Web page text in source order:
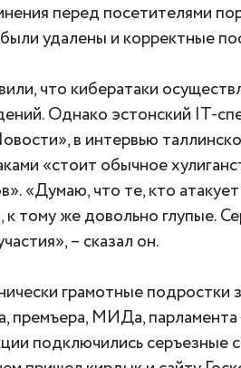
перед посетителями
удалены и корректные
что кибератаки
Однако эстонский IT-
в интервью
«стоит обычное
«Думаю, что те, кто
тому же довольно глупые.
– сказал он.
грамотные подростки
премъера, МИДа,
подключились серъезные